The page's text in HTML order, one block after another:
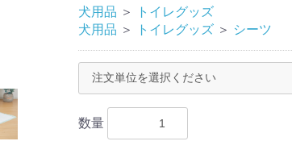
犬用品 ＞
トイレグッズ
犬用品 ＞ トイレグッズ ＞ シーツ
数量